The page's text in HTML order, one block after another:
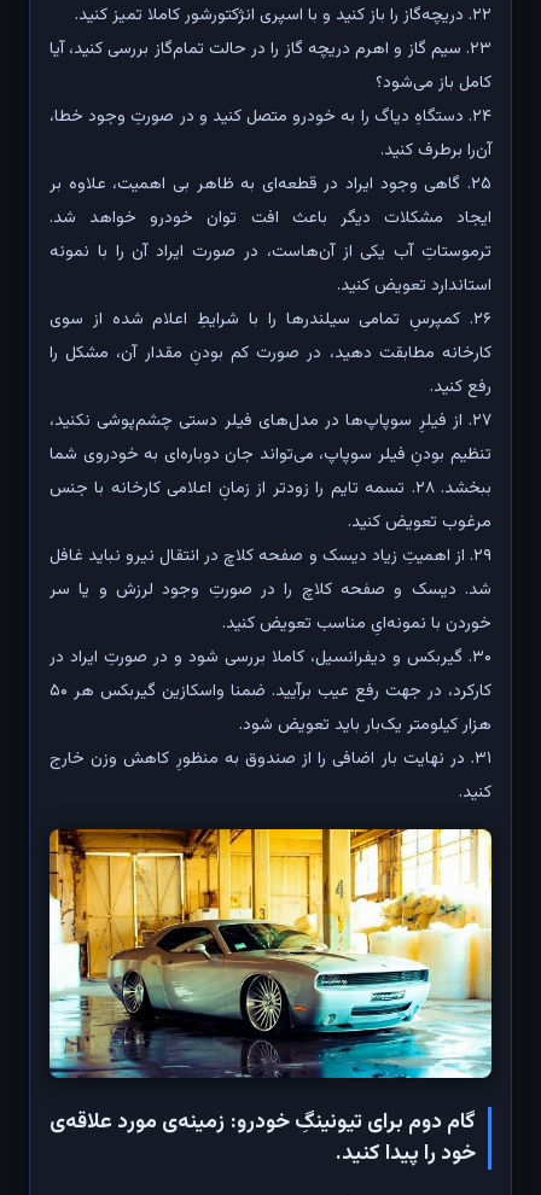
۲۲. دریچه‌گاز را باز کنید و با اسپری انژکتورشور کاملا تمیز کنید.
۲۳. سیم گاز و اهرم دریچه گاز را در حالت تمام‌گاز بررسی کنید، آیا
کامل باز می‌شود؟
۲۴. دستگاهِ دیاگ را به خودرو متصل کنید و در صورتِ وجود خطا،
آن‌را برطرف کنید.
۲۵. گاهی وجود ایراد در قطعه‌ای به ظاهر بی اهمیت، علاوه بر
ایجاد مشکلات دیگر باعث افت توان خودرو خواهد شد.
ترموستاتِ آب یکی از آن‌هاست، در صورت ایراد آن را با نمونه
استاندارد تعویض کنید.
۲۶. کمپرسِ تمامی سیلندرها را با شرایطِ اعلام شده از سوی
کارخانه مطابقت دهید، در صورت کم بودنِ مقدار آن، مشکل را
رفع کنید.
۲۷. از فیلرِ سوپاپ‌ها در مدل‌های فیلر دستی چشم‌پوشی نکنید،
تنظیم بودنِ فیلر سوپاپ، می‌تواند جان دوباره‌ای به خودروی شما
ببخشد. ۲۸. تسمه تایم را زودتر از زمانِ اعلامی کارخانه با جنس
مرغوب تعویض کنید.
۲۹. از اهمیتِ زیاد دیسک و صفحه کلاچ در انتقال نیرو نباید غافل
شد. دیسک و صفحه کلاچ را در صورتِ وجود لرزش و یا سر
خوردن با نمونه‌‌ایِ مناسب تعویض کنید.
۳۰. گیربکس و دیفرانسیل، کاملا بررسی شود و در صورتِ ایراد در
کارکرد، در جهت رفع عیب برآیید. ضمنا واسکازین گیربکس هر ۵۰
هزار کیلومتر یک‌بار باید تعویض شود.
۳۱. در نهایت بار اضافی را از صندوق به منظورِ کاهش وزن خارج
کنید.
گام دوم برای تیونینگِ خودرو: زمینه‌ی مورد علاقه‌ی
خود را پیدا کنید.